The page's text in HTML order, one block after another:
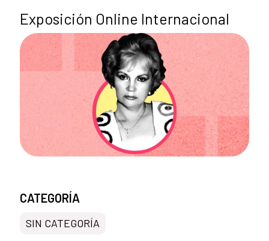
Exposición Online Internacional
CATEGORÍA
SIN CATEGORÍA